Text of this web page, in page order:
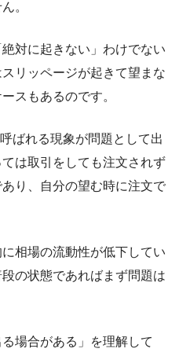
。
対に起きない」わけでない
リッページが起きて望まな
スもあるのです。
ばれる現象が問題として出
は取引をしても注文されず
り、自分の望む時に注文で
相場の流動性が低下してい
の状態であればまず問題は
場合がある」を理解して